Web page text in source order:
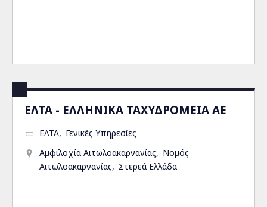
ΕΛΤΑ - ΕΛΛΗΝΙΚΑ ΤΑΧΥΔΡΟΜΕΙΑ ΑΕ
ΕΛΤΑ
Γενικές Υπηρεσίες
Αμφιλοχία Αιτωλοακαρνανίας
Νομός
Αιτωλοακαρνανίας
Στερεά Ελλάδα